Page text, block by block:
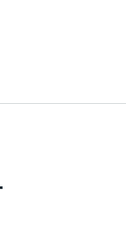
きる空間
るMISAWA-